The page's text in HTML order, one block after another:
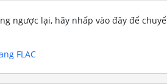
ngược lại, hãy nhấp vào đây để
FLAC